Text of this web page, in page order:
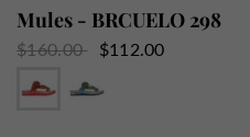
Mules - BRCUELO 298
$160.00
$112.00